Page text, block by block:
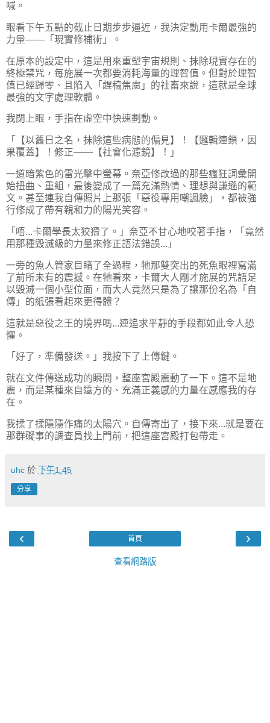
喊。
眼看下午五點的截止日期步步逼近，我決定動用卡爾最強的
力量——「現實修補術」。
在原本的設定中，這是用來重塑宇宙規則、抹除現實存在的
終極禁咒，每施展一次都要消耗海量的理智值。但對於理智
值已經歸零、且陷入「趕稿焦慮」的社畜來說，這就是全球
最強的文字處理軟體。
我閉上眼，手指在虛空中快速劃動。
「【以舊日之名，抹除這些病態的偏見】！【邏輯連鎖，因
果覆蓋】！修正——【社會化濾鏡】！」
一道暗紫色的雷光擊中螢幕。奈亞修改過的那些瘋狂詞彙開
始扭曲、重組，最後變成了一篇充滿熱情、理想與謙遜的範
文。甚至連我自傳照片上那張「惡役專用嘲諷臉」，都被強
行修成了帶有親和力的陽光笑容。
「唔...卡爾學長太狡猾了。」奈亞不甘心地咬著手指，「竟然
用那種毀滅級的力量來修正語法錯誤...」
一旁的魚人管家目睹了全過程，牠那雙突出的死魚眼裡寫滿
了前所未有的震撼。在牠看來，卡爾大人剛才施展的咒語足
以毀滅一個小型位面，而大人竟然只是為了讓那份名為「自
傳」的紙張看起來更得體？
這就是惡役之王的境界嗎...連追求平靜的手段都如此令人恐
懼。
「好了，準備發送。」我按下了上傳鍵。
就在文件傳送成功的瞬間，整座宮殿震動了一下。這不是地
震，而是某種來自遠方的、充滿正義感的力量在感應我的存
在。
我揉了揉隱隱作痛的太陽穴。自傳寄出了，接下來...就是要在
那群礙事的調查員找上門前，把這座宮殿打包帶走。
uhc 於 下午1:45
分享
‹ ›
首頁
查看網路版